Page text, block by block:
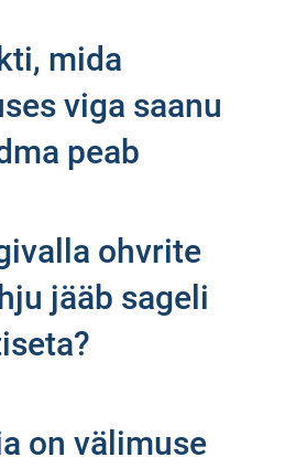
mida
viga saanu
peab
ohvrite
jääb sageli
on välimuse